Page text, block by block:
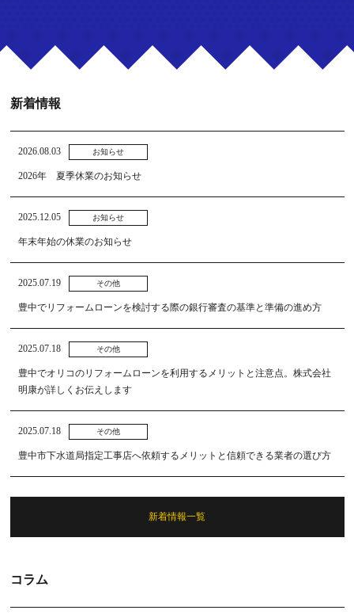
新着情報
2026.08.03 お知らせ
2026年 夏季休業のお知らせ
2025.12.05 お知らせ
年末年始の休業のお知らせ
2025.07.19 その他
豊中でリフォームローンを検討する際の銀行審査の基準と準備の進め方
2025.07.18 その他
豊中でオリコのリフォームローンを利用するメリットと注意点。株式会社
明康が詳しくお伝えします
2025.07.18 その他
豊中市下水道局指定工事店へ依頼するメリットと信頼できる業者の選び方
新着情報一覧
コラム